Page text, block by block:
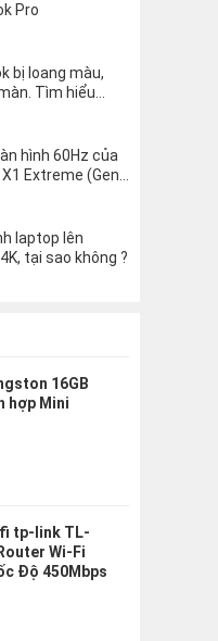
Pro
bị loang màu,
Tìm hiểu
khắc phục
hình 60Hz của
Extreme (Gen
laptop lên
tại sao không ?
16GB
hợp Mini
tp-link TL-
Wi-Fi
Độ 450Mbps